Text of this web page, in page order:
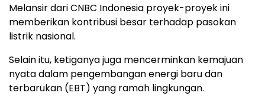
Melansir dari CNBC Indonesia proyek-proyek ini
memberikan kontribusi besar terhadap pasokan
listrik nasional.
Selain itu, ketiganya juga mencerminkan kemajuan
nyata dalam pengembangan energi baru dan
terbarukan (EBT) yang ramah lingkungan.